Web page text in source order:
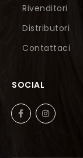
Rivenditori
Distributori
Contattaci
SOCIAL